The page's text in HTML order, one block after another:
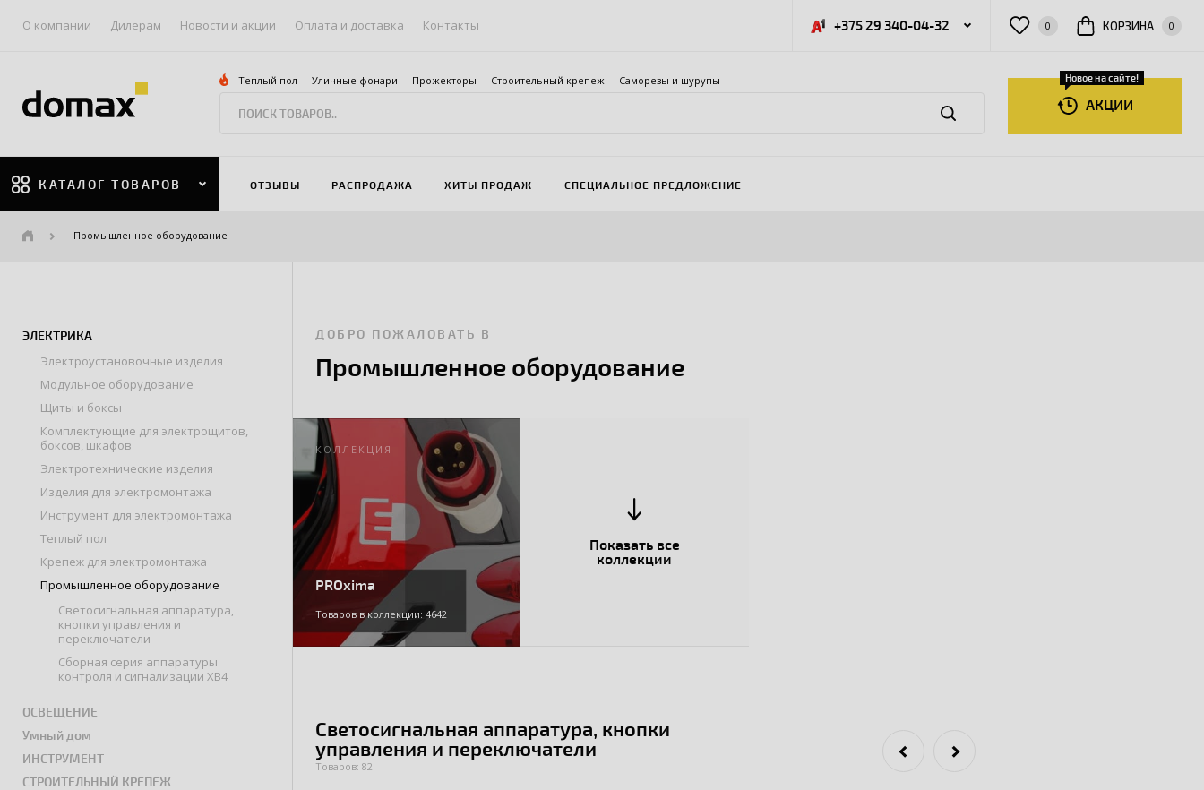
О компании Дилерам Новости и акции Оплата и доставка Контакты +375 29 340-04-32 0 КОРЗИНА 0
Теплый пол Уличные фонари Прожекторы Строительный крепеж Саморезы и шурупы
АКЦИИ
Новое на сайте!
КАТАЛОГ ТОВАРОВ ОТЗЫВЫ РАСПРОДАЖА ХИТЫ ПРОДАЖ СПЕЦИАЛЬНОЕ ПРЕДЛОЖЕНИЕ
Промышленное оборудование
ЭЛЕКТРИКА
Электроустановочные изделия
Модульное оборудование
Щиты и боксы
Комплектующие для электрощитов,
боксов, шкафов
Электротехнические изделия
Изделия для электромонтажа
Инструмент для электромонтажа
Теплый пол
Крепеж для электромонтажа
Промышленное оборудование
Светосигнальная аппаратура,
кнопки управления и
переключатели
Сборная серия аппаратуры
контроля и сигнализации XB4
ОСВЕЩЕНИЕ
Умный дом
ИНСТРУМЕНТ
СТРОИТЕЛЬНЫЙ КРЕПЕЖ
ДОБРО ПОЖАЛОВАТЬ В
Промышленное оборудование
КОЛЛЕКЦИЯ
PROxima
Товаров в коллекции: 4642
Показать все
коллекции
Светосигнальная аппаратура, кнопки
управления и переключатели
Товаров: 82